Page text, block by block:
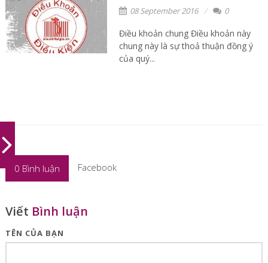
08 September 2016 0
Điều khoản chung Điều khoản này
chung này là sự thoả thuận đồng ý
của quý...
0 Bình luận Facebook
Viết Bình luận
TÊN CỦA BẠN